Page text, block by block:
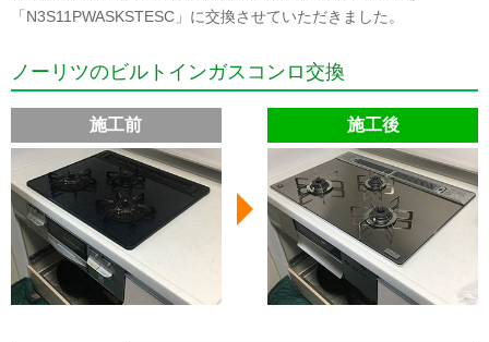
「N3S11PWASKSTESC」に交換させていただきました。
ノーリツのビルトインガスコンロ交換
施工前 施工後